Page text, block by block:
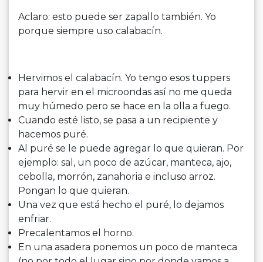
Aclaro: esto puede ser zapallo también. Yo
porque siempre uso calabacín.
Hervimos el calabacín. Yo tengo esos tuppers
para hervir en el microondas así no me queda
muy húmedo pero se hace en la olla a fuego.
Cuando esté listo, se pasa a un recipiente y
hacemos puré.
Al puré se le puede agregar lo que quieran. Por
ejemplo: sal, un poco de azúcar, manteca, ajo,
cebolla, morrón, zanahoria e incluso arroz.
Pongan lo que quieran.
Una vez que está hecho el puré, lo dejamos
enfriar.
Precalentamos el horno.
En una asadera ponemos un poco de manteca